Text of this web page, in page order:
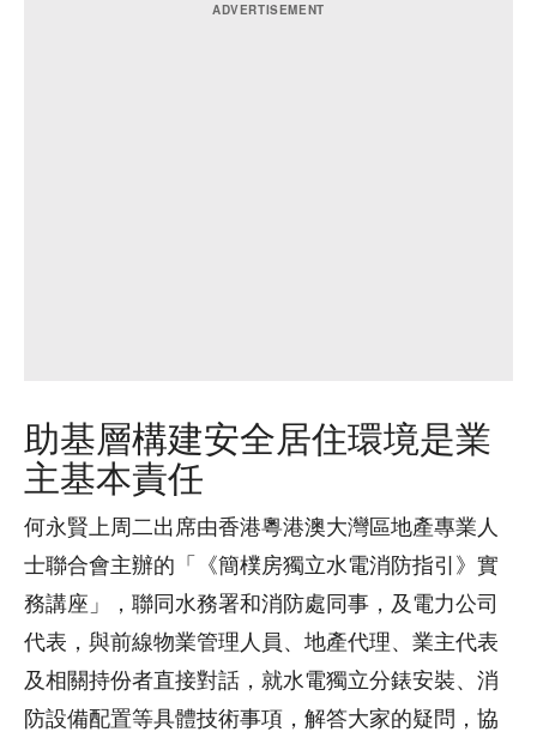
助基層構建安全居住環境是業
主基本責任
何永賢上周二出席由香港粵港澳大灣區地產專業人
士聯合會主辦的「《簡樸房獨立水電消防指引》實
務講座」，聯同水務署和消防處同事，及電力公司
代表，與前線物業管理人員、地產代理、業主代表
及相關持份者直接對話，就水電獨立分錶安裝、消
防設備配置等具體技術事項，解答大家的疑問，協